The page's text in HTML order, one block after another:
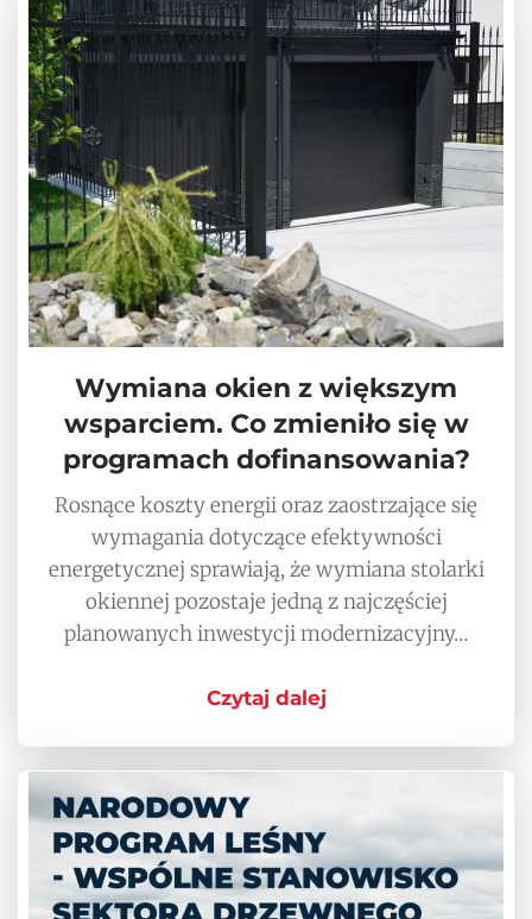
Wymiana okien z większym
wsparciem. Co zmieniło się w
programach dofinansowania?
Rosnące koszty energii oraz zaostrzające się
wymagania dotyczące efektywności
energetycznej sprawiają, że wymiana stolarki
okiennej pozostaje jedną z najczęściej
planowanych inwestycji modernizacyjny…
Czytaj dalej